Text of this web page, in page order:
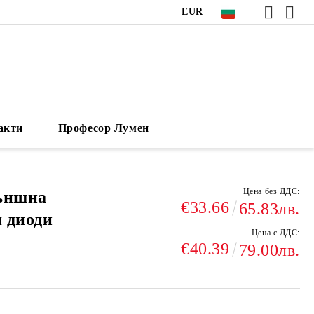
EUR
Професор Лумен
диоди
Цена без ДДС:
€33.66 65.83лв.
Цена с ДДС:
€40.39 79.00лв.